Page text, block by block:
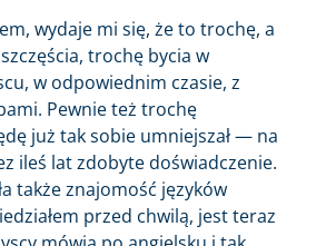
wydaje mi się, że to trochę, a
trochę bycia w
w odpowiednim czasie, z
Pewnie też trochę
już tak sobie umniejszał — na
ileś lat zdobyte doświadczenie.
także znajomość języków
przed chwilą, jest teraz